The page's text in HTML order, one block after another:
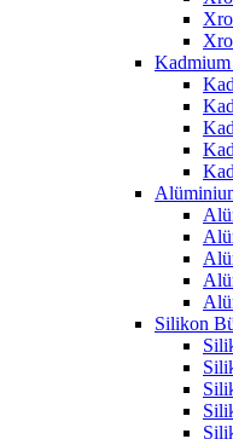
Silikon